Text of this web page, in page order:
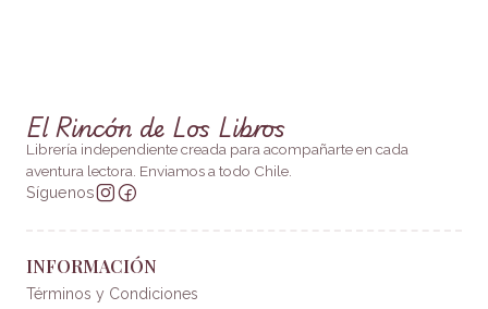
El Rincón de Los Libros
Librería independiente creada para acompañarte en cada
aventura lectora. Enviamos a todo Chile.
Síguenos
INFORMACIÓN
Términos y Condiciones